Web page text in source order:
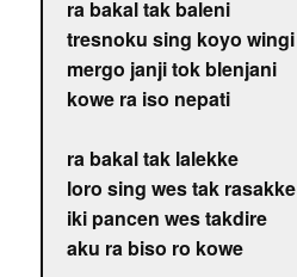
ra bakal tak baleni
tresnoku sing koyo wingi
mergo janji tok blenjani
kowe ra iso nepati
ra bakal tak lalekke
loro sing wes tak rasakke
iki pancen wes takdire
aku ra biso ro kowe